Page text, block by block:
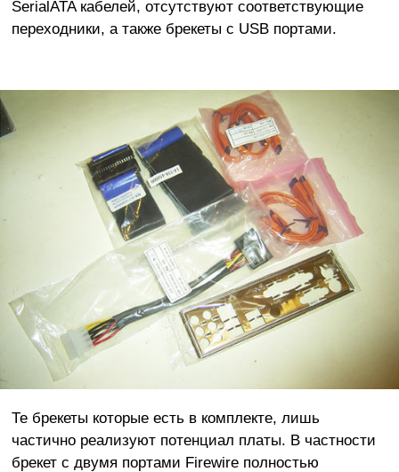
SerialATA кабелей, отсутствуют соответствующие
переходники, а также брекеты с USB портами.
Те брекеты которые есть в комплекте, лишь
частично реализуют потенциал платы. В частности
брекет с двумя портами Firewire полностью